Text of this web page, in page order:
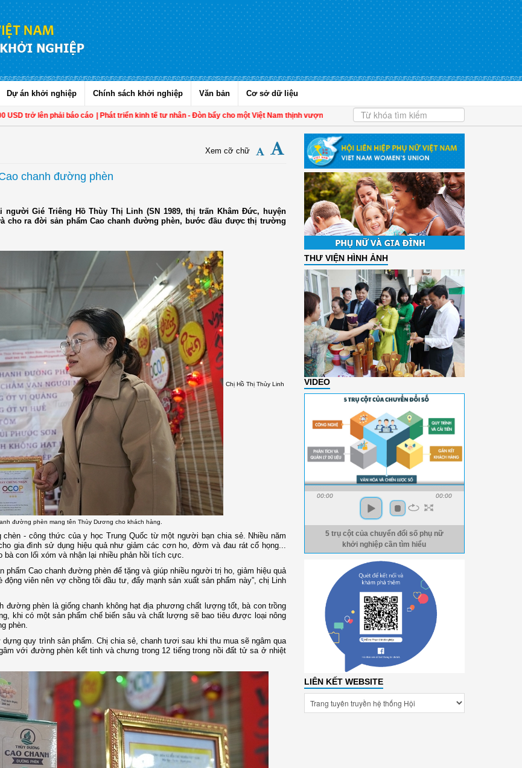
Dự án khởi nghiệp Chính sách khởi nghiệp Văn bản Cơ sở dữ liệu
trở lên phải báo cáo | Phát triển kinh tế tư nhân - Đòn bẩy cho một Việt Nam thịnh vượng | Hội LHPN tỉnh Kiên Giang biểu dương phụ nữ tiêu biểu trong
Xem cỡ chữ
chanh đường phèn
Gié Triêng Hồ Thùy Thị Linh (SN 1989, thị trấn Khâm Đức, huyện
cho ra đời sản phẩm Cao chanh đường phèn, bước đầu được thị trường
Chị Hồ Thị Thùy Linh
đường phèn mang tên Thùy Dương cho khách hàng.
- công thức của y học Trung Quốc từ một người bạn chia sẻ. Nhiều năm
gia đình sử dụng hiệu quả như giảm các cơn ho, đờm và đau rát cổ họng...
con lối xóm và nhận lại nhiều phản hồi tích cực.
phẩm Cao chanh đường phèn để tặng và giúp nhiều người trị ho, giảm hiệu quả
viên nên vợ chồng tôi đầu tư, đẩy mạnh sản xuất sản phẩm này”, chị Linh
phèn là giống chanh không hạt địa phương chất lượng tốt, bà con trồng
khi có một sản phẩm chế biến sâu và chất lượng sẽ bao tiêu được loại nông
phèn.
quy trình sản phẩm. Chị chia sẻ, chanh tươi sau khi thu mua sẽ ngâm qua
với đường phèn kết tinh và chưng trong 12 tiếng trong nồi đất tử sa ở nhiệt
THƯ VIỆN HÌNH ẢNH
VIDEO
00:00 00:00
5 trụ cột của chuyển đổi số phụ nữ
khởi nghiệp cần tìm hiểu
LIÊN KẾT WEBSITE